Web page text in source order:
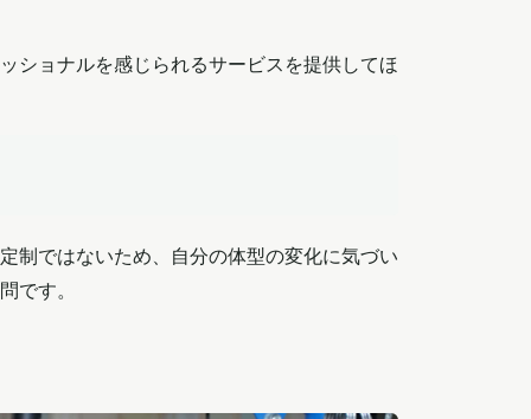
ショナルを感じられるサービスを提供してほ
制ではないため、自分の体型の変化に気づい
です。